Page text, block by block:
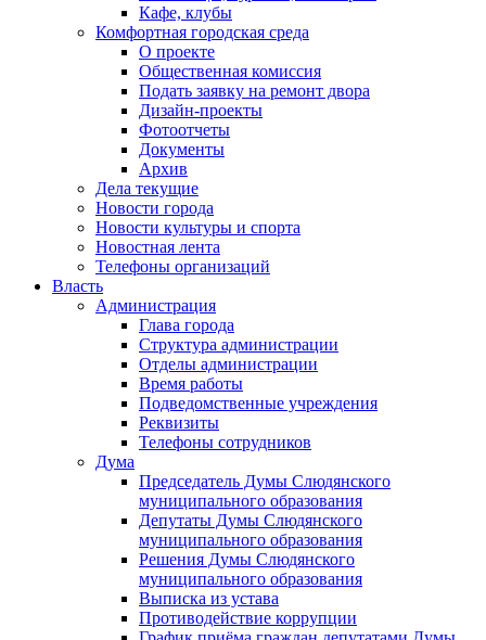
Кафе, клубы
Комфортная городская среда
О проекте
Общественная комиссия
Подать заявку на ремонт двора
Дизайн-проекты
Фотоотчеты
Документы
Архив
Дела текущие
Новости города
Новости культуры и спорта
Новостная лента
Телефоны организаций
Власть
Администрация
Глава города
Структура администрации
Отделы администрации
Время работы
Подведомственные учреждения
Реквизиты
Телефоны сотрудников
Дума
Председатель Думы Слюдянского
муниципального образования
Депутаты Думы Слюдянского
муниципального образования
Решения Думы Слюдянского
муниципального образования
Выписка из устава
Противодействие коррупции